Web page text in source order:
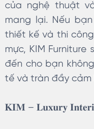
của nghệ thuật
mang lại. Nếu
thiết kế và thi
mực, KIM
đến cho bạn
tế và tràn đầy cảm
𝐊𝐈𝐌 – 𝐋𝐮𝐱𝐮𝐫𝐲